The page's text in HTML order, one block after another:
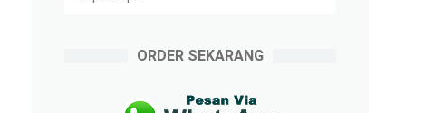
ORDER SEKARANG